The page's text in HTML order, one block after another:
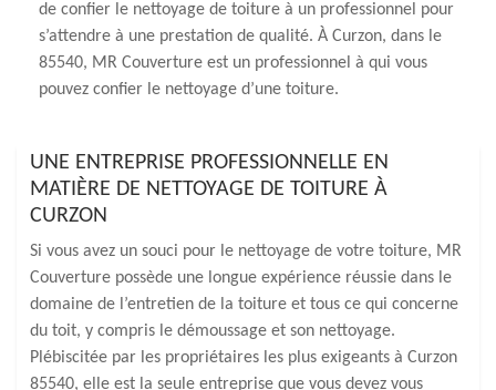
de confier le nettoyage de toiture à un professionnel pour
s’attendre à une prestation de qualité. À Curzon, dans le
85540, MR Couverture est un professionnel à qui vous
pouvez confier le nettoyage d’une toiture.
UNE ENTREPRISE PROFESSIONNELLE EN
MATIÈRE DE NETTOYAGE DE TOITURE À
CURZON
Si vous avez un souci pour le nettoyage de votre toiture, MR
Couverture possède une longue expérience réussie dans le
domaine de l’entretien de la toiture et tous ce qui concerne
du toit, y compris le démoussage et son nettoyage.
Plébiscitée par les propriétaires les plus exigeants à Curzon
85540, elle est la seule entreprise que vous devez vous